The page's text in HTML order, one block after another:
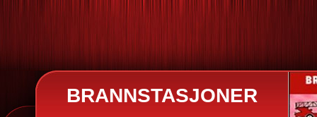
BRANNSTASJONER